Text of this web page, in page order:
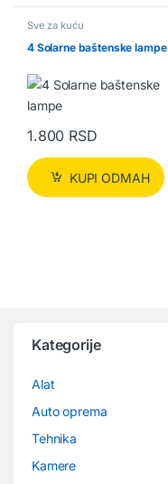
Sve za kuću
4 Solarne baštenske lampe
1.800 RSD
KUPI ODMAH
Kategorije
Alat
Auto oprema
Tehnika
Kamere